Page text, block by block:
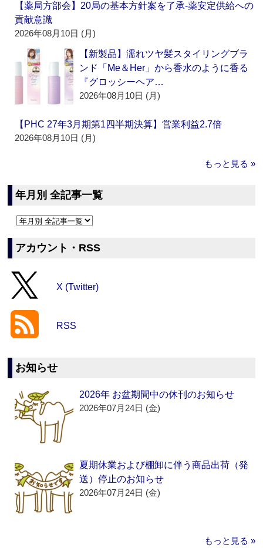
【薬局方部会】20局の基本方針案を了承‐薬安定供給への
貢献意識
2026年08月10日 (月)
【新製品】濡れツヤ髪スタイリングブラ
ンド「Me＆Her」から香水のように香る
『グロッシーヘア…
2026年08月10日 (月)
【PHC 27年3月期第1四半期決算】営業利益2.7倍
2026年08月10日 (月)
もっと見る »
年月別 全記事一覧
アカウント・RSS
X (Twitter)
RSS
お知らせ
2026年 お盆期間中の休刊のお知らせ
2026年07月24日 (金)
夏期休業および棚卸に伴う商品出荷（発
送）停止のお知らせ
2026年07月24日 (金)
もっと見る »